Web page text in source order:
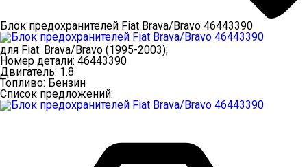
Блок предохранителей Fiat Brava/Bravo 46443390
для Fiat: Brava/Bravo (1995-2003);
Номер детали: 46443390
Двигатель: 1.8
Топливо: Бензин
Список предложений: